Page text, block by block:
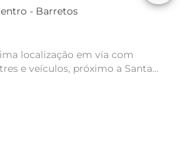
Salão Comercial em Centro - Barretos
localização em via com
e veículos, próximo a Santa